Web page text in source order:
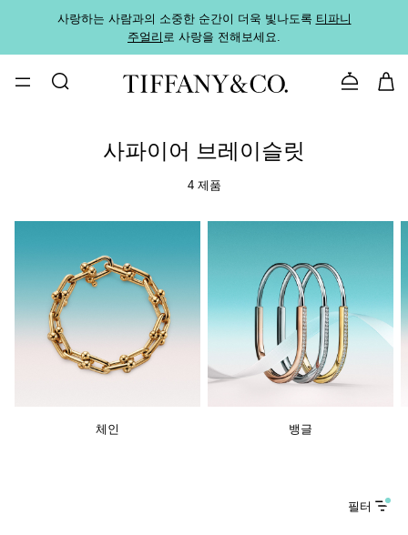
사랑하는 사람과의 소중한 순간이 더욱 빛나도록 티파니
주얼리로 사랑을 전해보세요.
문의하기
사파이어 브레이슬릿
4 제품
체인 뱅글
필터